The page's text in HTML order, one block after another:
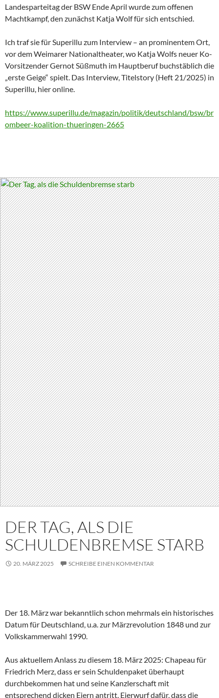
Landesparteitag der BSW Ende April wurde zum offenen
Machtkampf, den zunächst Katja Wolf für sich entschied.
Ich traf sie für Superillu zum Interview – an prominentem Ort,
vor dem Weimarer Nationaltheater, wo Katja Wolfs neuer Ko-
Vorsitzender Gernot Süßmuth im Hauptberuf buchstäblich die
„erste Geige“ spielt. Das Interview, Titelstory (Heft 21/2025) in
Superillu, hier online.
https://www.superillu.de/magazin/politik/deutschland/bsw/br
ombeer-koalition-thueringen-2665
DER TAG, ALS DIE
SCHULDENBREMSE STARB
20. MÄRZ 2025 SCHREIBE EINEN KOMMENTAR
Der 18. März war bekanntlich schon mehrmals ein historisches
Datum für Deutschland, u.a. zur Märzrevolution 1848 und zur
Volkskammerwahl 1990.
Aus aktuellem Anlass zu diesem 18. März 2025: Chapeau für
Friedrich Merz, dass er sein Schuldenpaket überhaupt
durchbekommen hat und seine Kanzlerschaft mit
entsprechend dicken Eiern antritt. Eierwurf dafür, dass die